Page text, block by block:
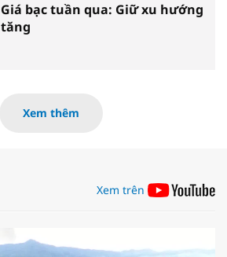
Giá bạc tuần qua: Giữ xu hướng
tăng
Xem thêm
Xem trên